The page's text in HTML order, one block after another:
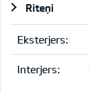
Riteņi
Eksterjers:
Interjers: